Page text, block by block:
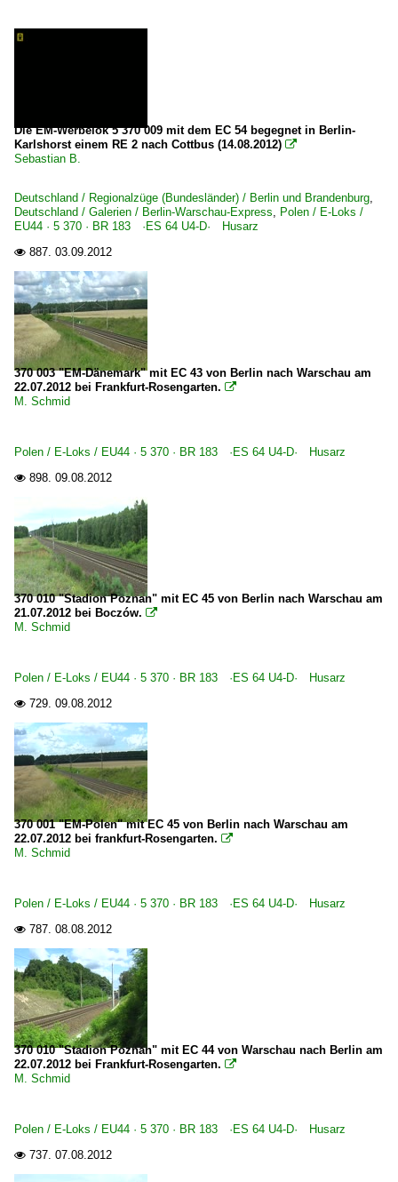
Die EM-Werbelok 5 370 009 mit dem EC 54 begegnet in Berlin-
Karlshorst einem RE 2 nach Cottbus (14.08.2012) 
Sebastian B.
Deutschland / Regionalzüge (Bundesländer) / Berlin und Brandenburg,
Deutschland / Galerien / Berlin-Warschau-Express, Polen / E-Loks /
EU44 · 5 370 · BR 183 ·ES 64 U4-D· Husarz
 887. 03.09.2012
370 003 "EM-Dänemark" mit EC 43 von Berlin nach Warschau am
22.07.2012 bei Frankfurt-Rosengarten. 
M. Schmid
Polen / E-Loks / EU44 · 5 370 · BR 183 ·ES 64 U4-D· Husarz
 898. 09.08.2012
370 010 "Stadion Poznan" mit EC 45 von Berlin nach Warschau am
21.07.2012 bei Boczów. 
M. Schmid
Polen / E-Loks / EU44 · 5 370 · BR 183 ·ES 64 U4-D· Husarz
 729. 09.08.2012
370 001 "EM-Polen" mit EC 45 von Berlin nach Warschau am
22.07.2012 bei frankfurt-Rosengarten. 
M. Schmid
Polen / E-Loks / EU44 · 5 370 · BR 183 ·ES 64 U4-D· Husarz
 787. 08.08.2012
370 010 "Stadion Poznan" mit EC 44 von Warschau nach Berlin am
22.07.2012 bei Frankfurt-Rosengarten. 
M. Schmid
Polen / E-Loks / EU44 · 5 370 · BR 183 ·ES 64 U4-D· Husarz
 737. 07.08.2012